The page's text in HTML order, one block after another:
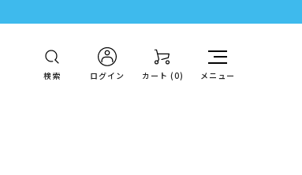
検索 ログイン カート (0) メニュー